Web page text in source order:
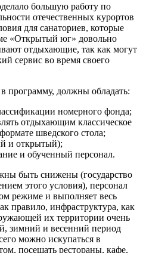
большую работу по
отечественных курортов
для санаториев, которые
«Открытый юг» довольно
отдыхающие, так как могут
сервис во время своего
программу, должны обладать:
номерного фонда;
отдыхающим классическое
шведского стола;
и открытый);
и обученный персонал.
быть снижены (государство
этого условия), персонал
режиме и выполняет весь
правило, инфраструктура, как
их территории очень
зимний и весенний период
можно искупаться в
посещать рестораны, кафе,